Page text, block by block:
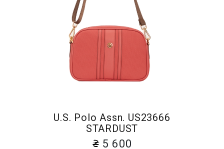
U.S. Polo Assn. US23666
STARDUST
5 600